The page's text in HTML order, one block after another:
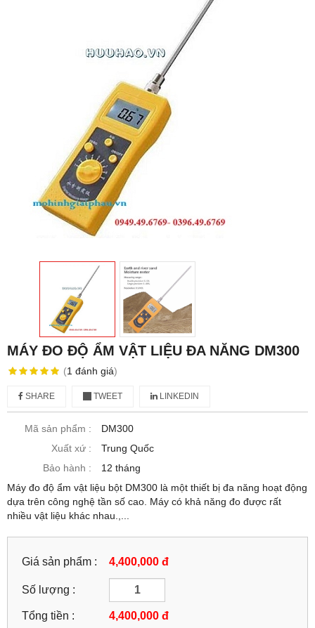
MÁY ĐO ĐỘ ẨM VẬT LIỆU ĐA NĂNG DM300
(1 đánh giá)
SHARE TWEET LINKEDIN
Mã sản phẩm :
DM300
Xuất xứ :
Trung Quốc
Bảo hành :
12 tháng
Máy đo độ ẩm vật liệu bột DM300 là một thiết bị đa năng hoạt động
dựa trên công nghệ tần số cao. Máy có khả năng đo được rất
nhiều vật liệu khác nhau.,...
Giá sản phẩm : 4,400,000 đ
Số lượng :
Tổng tiền : 4,400,000 đ